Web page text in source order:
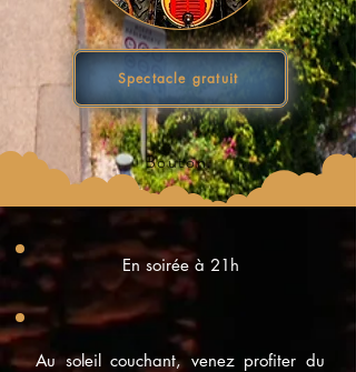
Spectacle gratuit
Bouton
En soirée à 21h
Au soleil couchant, venez profiter du